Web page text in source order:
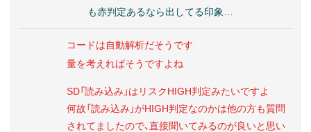
も赤判定あるなら出してる印象…
コードは自動解析だそうです
量を考えればそうですよね
SD「読み込み」はリスクHIGH判定みたいですよ
何故「読み込み」がHIGH判定なのかは他の方も質問
されてましたので、直接聞いてみるのが良いと思い